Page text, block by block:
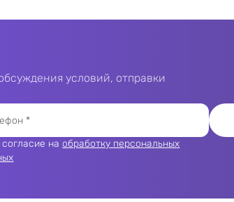
условий, отправки
наобработку персональных